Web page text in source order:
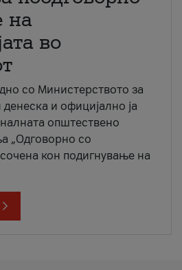
на
во
со Министерството за
и официјално ја
општествено
„Одговорно со
кон подигнување на